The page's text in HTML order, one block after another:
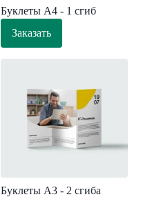
Буклеты А4 - 1 сгиб
Заказать
Буклеты А3 - 2 сгиба